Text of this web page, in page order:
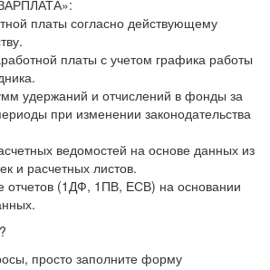
платы согласно действующему
платы с учетом графика работы
удержаний и отчислений в фонды за
при изменении законодательства
ведомостей на основе данных из
и расчетных листов.
отчетов (1ДФ, 1ПВ, ЕСВ) на основании
просто заполните форму